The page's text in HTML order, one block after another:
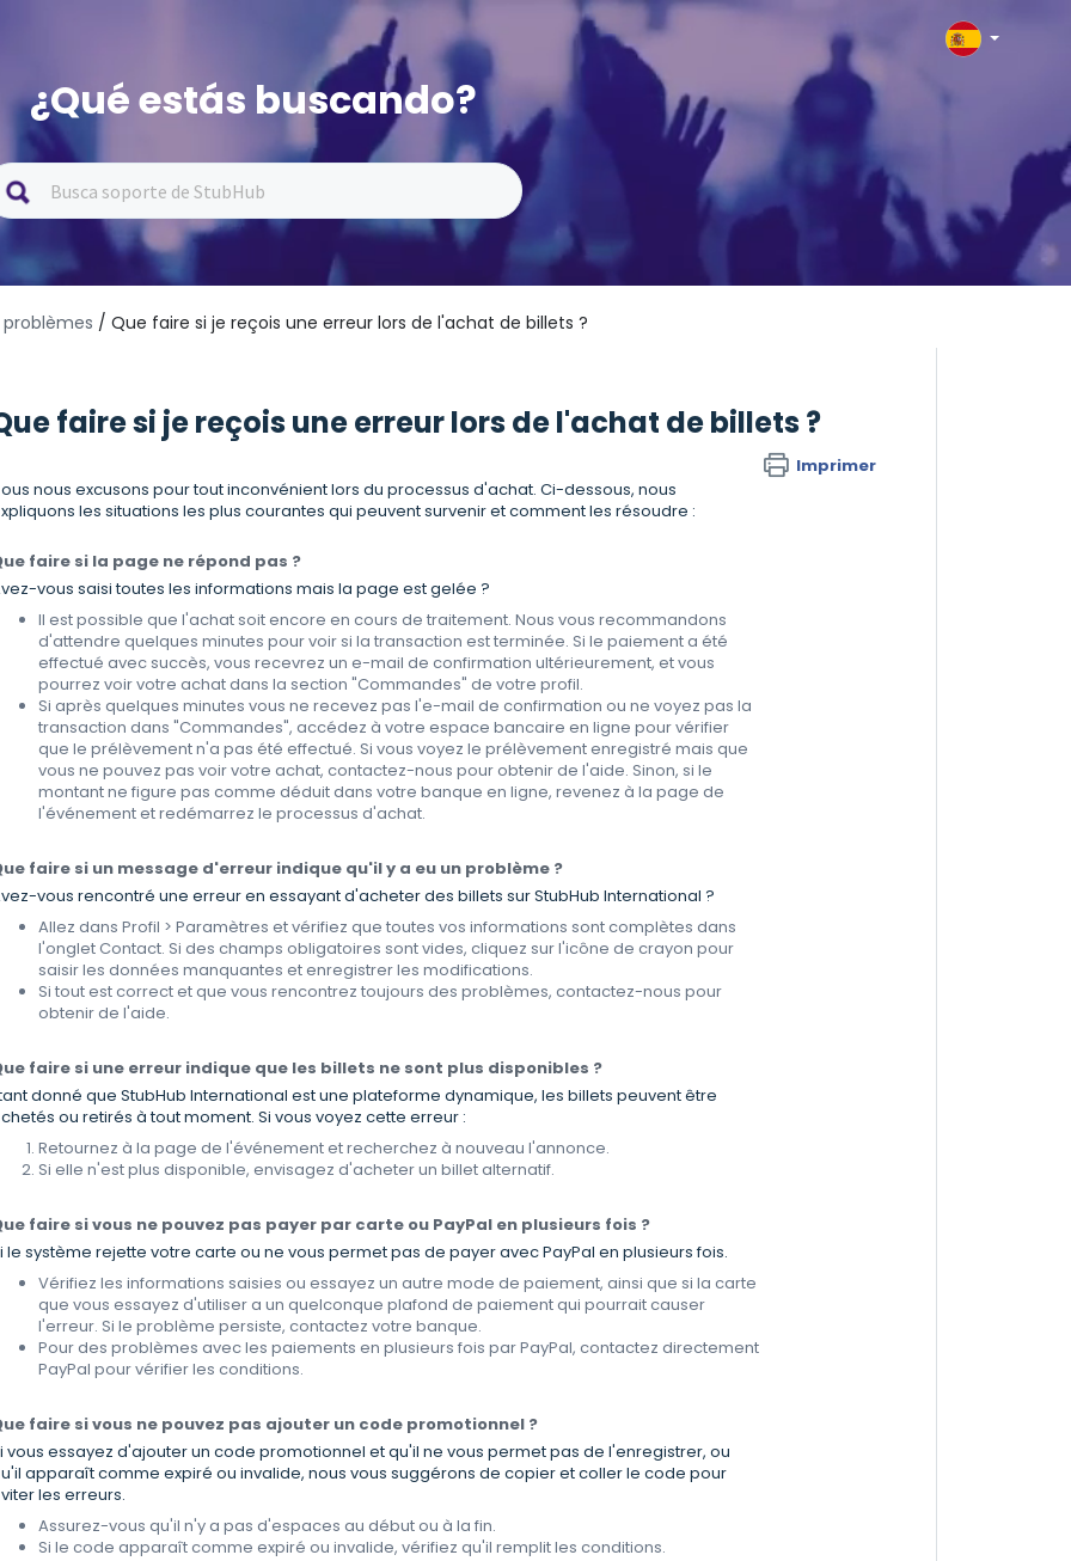
¿Qué estás buscando?
/ Que faire si je reçois une erreur lors de l'achat de billets ?
faire si je reçois une erreur lors de l'achat de billets ?
Imprimer
nous excusons pour tout inconvénient lors du processus d'achat. Ci-dessous, nous
les situations les plus courantes qui peuvent survenir et comment les résoudre :
faire si la page ne répond pas ?
vous saisi toutes les informations mais la page est gelée ?
Il est possible que l'achat soit encore en cours de traitement. Nous vous recommandons
d'attendre quelques minutes pour voir si la transaction est terminée. Si le paiement a été
effectué avec succès, vous recevrez un e-mail de confirmation ultérieurement, et vous
pourrez voir votre achat dans la section "Commandes" de votre profil.
Si après quelques minutes vous ne recevez pas l'e-mail de confirmation ou ne voyez pas la
transaction dans "Commandes", accédez à votre espace bancaire en ligne pour vérifier
que le prélèvement n'a pas été effectué. Si vous voyez le prélèvement enregistré mais que
vous ne pouvez pas voir votre achat, contactez-nous pour obtenir de l'aide. Sinon, si le
montant ne figure pas comme déduit dans votre banque en ligne, revenez à la page de
l'événement et redémarrez le processus d'achat.
faire si un message d'erreur indique qu'il y a eu un problème ?
vous rencontré une erreur en essayant d'acheter des billets sur StubHub International ?
Allez dans Profil > Paramètres et vérifiez que toutes vos informations sont complètes dans
l'onglet Contact. Si des champs obligatoires sont vides, cliquez sur l'icône de crayon pour
saisir les données manquantes et enregistrer les modifications.
Si tout est correct et que vous rencontrez toujours des problèmes, contactez-nous pour
obtenir de l'aide.
faire si une erreur indique que les billets ne sont plus disponibles ?
donné que StubHub International est une plateforme dynamique, les billets peuvent être
ou retirés à tout moment. Si vous voyez cette erreur :
Retournez à la page de l'événement et recherchez à nouveau l'annonce.
Si elle n'est plus disponible, envisagez d'acheter un billet alternatif.
faire si vous ne pouvez pas payer par carte ou PayPal en plusieurs fois ?
le système rejette votre carte ou ne vous permet pas de payer avec PayPal en plusieurs fois.
Vérifiez les informations saisies ou essayez un autre mode de paiement, ainsi que si la carte
que vous essayez d'utiliser a un quelconque plafond de paiement qui pourrait causer
l'erreur. Si le problème persiste, contactez votre banque.
Pour des problèmes avec les paiements en plusieurs fois par PayPal, contactez directement
PayPal pour vérifier les conditions.
faire si vous ne pouvez pas ajouter un code promotionnel ?
vous essayez d'ajouter un code promotionnel et qu'il ne vous permet pas de l'enregistrer, ou
apparaît comme expiré ou invalide, nous vous suggérons de copier et coller le code pour
les erreurs.
Assurez-vous qu'il n'y a pas d'espaces au début ou à la fin.
Si le code apparaît comme expiré ou invalide, vérifiez qu'il remplit les conditions.